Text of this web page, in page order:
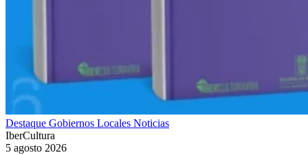
Destaque Gobiernos Locales Noticias
IberCultura
5 agosto 2026